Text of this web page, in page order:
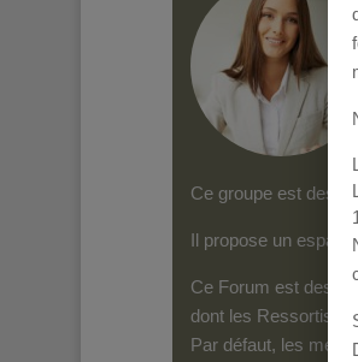
Ce groupe est
Il propose un
Ce Forum est
dont les
Par défaut, les